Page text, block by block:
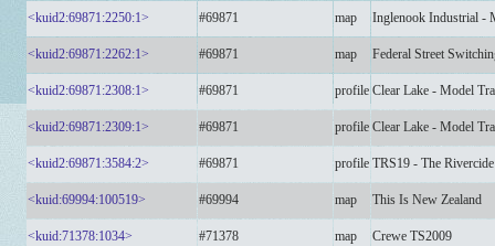
<kuid2:69871:2250:1> #69871 map Inglenook Industrial -
<kuid2:69871:2262:1> #69871 map Federal Street
<kuid2:69871:2308:1> #69871 profile Clear Lake - Model
<kuid2:69871:2309:1> #69871 profile Clear Lake - Model
<kuid2:69871:3584:2> #69871 profile TRS19 - The
<kuid:69994:100519> #69994 map This Is New Zealand
<kuid:71378:1034> #71378 map Crewe TS2009